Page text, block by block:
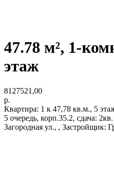
47.78 м², 1-
этаж
8127521,00
р.
Квартира: 1 к 47,78 кв.м., 5
5 очередь, корп.35.2, сдача:
Загородная ул., , Застройщик: